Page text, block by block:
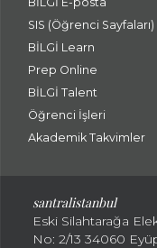
SIS (Öğrenci Sayfaları)
BİLGİ Learn
Prep Online
BİLGİ Talent
Öğrenci İşleri
Akademik Takvimler
santralistanbul
Eski Silahtarağa
No: 2/13 34060